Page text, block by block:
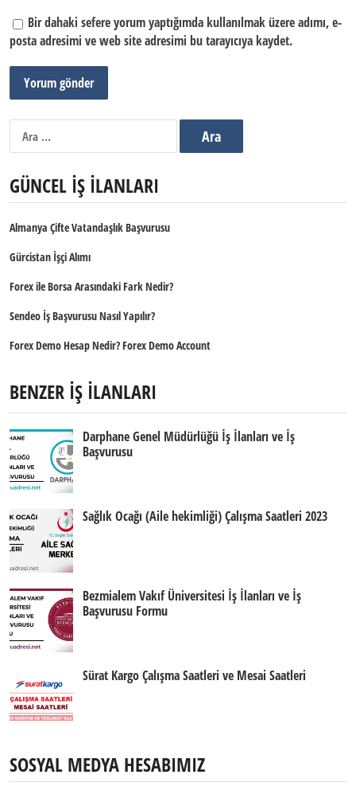
Bir dahaki sefere yorum yaptığımda kullanılmak üzere adımı, e-
posta adresimi ve web site adresimi bu tarayıcıya kaydet.
GÜNCEL İŞ İLANLARI
Almanya Çifte Vatandaşlık Başvurusu
Gürcistan İşçi Alımı
Forex ile Borsa Arasındaki Fark Nedir?
Sendeo İş Başvurusu Nasıl Yapılır?
Forex Demo Hesap Nedir? Forex Demo Account
BENZER İŞ İLANLARI
Darphane Genel Müdürlüğü İş İlanları ve İş
Başvurusu
Sağlık Ocağı (Aile hekimliği) Çalışma Saatleri 2023
Bezmialem Vakıf Üniversitesi İş İlanları ve İş
Başvurusu Formu
Sürat Kargo Çalışma Saatleri ve Mesai Saatleri
SOSYAL MEDYA HESABIMIZ